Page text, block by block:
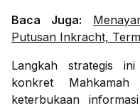
Baca Juga:
Putusan Inkracht,
Langkah strategis
konkret
keterbukaan